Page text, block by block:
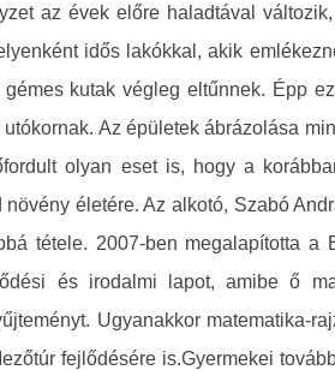
az évek előre haladtával
idős lakókkal, akik
kutak végleg eltűnnek. Épp
Az épületek ábrázolása
olyan eset is, hogy a
életére. Az alkotó, Szabó
tétele. 2007-ben megalapította
és irodalmi lapot, amibe ő
Ugyanakkor matematika-
fejlődésére is.Gyermekei